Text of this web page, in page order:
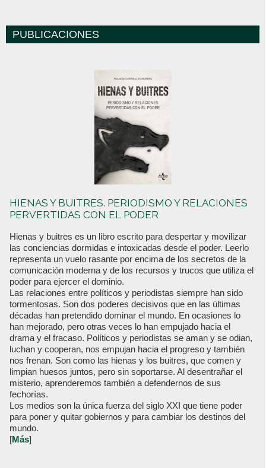
PUBLICACIONES
HIENAS Y BUITRES. PERIODISMO Y RELACIONES
PERVERTIDAS CON EL PODER
Hienas y buitres es un libro escrito para despertar y movilizar
las conciencias dormidas e intoxicadas desde el poder. Leerlo
representa un vuelo rasante por encima de los secretos de la
comunicación moderna y de los recursos y trucos que utiliza el
poder para ejercer el dominio.
Las relaciones entre políticos y periodistas siempre han sido
tormentosas. Son dos poderes decisivos que en las últimas
décadas han pretendido dominar el mundo. En ocasiones lo
han mejorado, pero otras veces lo han empujado hacia el
drama y el fracaso. Políticos y periodistas se aman y se odian,
luchan y cooperan, nos empujan hacia el progreso y también
nos frenan. Son como las hienas y los buitres, que comen y
limpian huesos juntos, pero sin soportarse. Al desentrañar el
misterio, aprenderemos también a defendernos de sus
fechorías.
Los medios son la única fuerza del siglo XXI que tiene poder
para poner y quitar gobiernos y para cambiar los destinos del
mundo.
[Más]